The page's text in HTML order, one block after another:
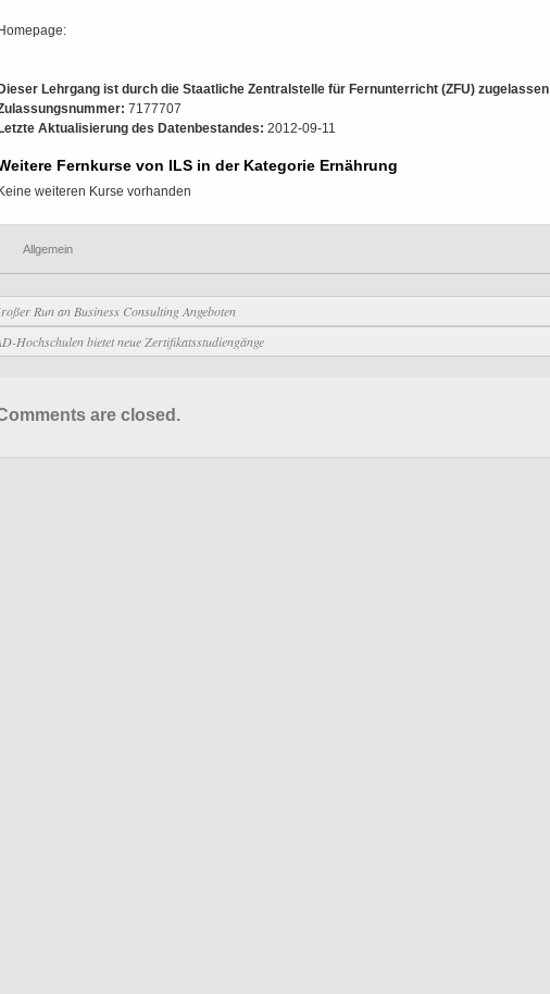
Homepage:
Dieser Lehrgang ist durch die Staatliche Zentralstelle für Fernunterricht (ZFU) zugelassen
7177707
Letzte Aktualisierung des Datenbestandes: 2012-09-11
Fernkurse von ILS in der Kategorie Ernährung
Keine weiteren Kurse vorhanden
Allgemein
Run an Business Consulting Angeboten
Hochschulen bietet neue Zertifikatsstudiengänge
are closed.